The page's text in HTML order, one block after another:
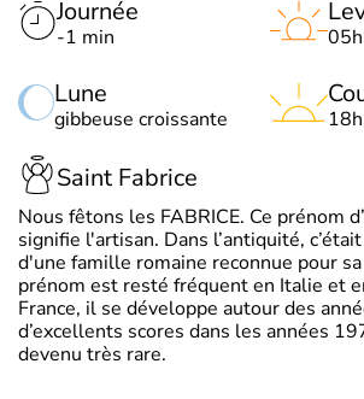
Journée
-1 min
Lune
gibbeuse croissante
Saint Fabrice
Nous fêtons les FABRICE. Ce prénom
signifie l'artisan. Dans l’antiquité,
d'une famille romaine reconnue pour
prénom est resté fréquent en Italie et
France, il se développe autour des
d’excellents scores dans les années
devenu très rare.